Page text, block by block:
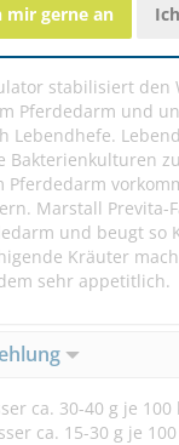
stabilisiert den
Pferdedarm und
Lebendhefe.
Bakterienkulturen
Pferdedarm
Marstall Previta-
und beugt so
Kräuter
sehr appetitlich.
ca. 30-40 g je 100
ca. 15-30 g je 100
mir gerne an